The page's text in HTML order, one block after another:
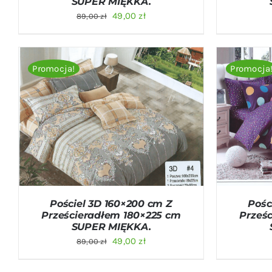
89,00zł
Pierwotna
wynosiła:
89,00 zł.
49,00złAktualna
wynosi:
49,00 zł.
Promocja!
DODAJ DO KOSZYKA / QUICK VIEW
Pościel 3D 160×200 cm Z
Prześcieradłem 180×225 cm
SUPER MIĘKKA.
89,00zł
Pierwotna
49,00złAktualna
Promocja!
DODAJ